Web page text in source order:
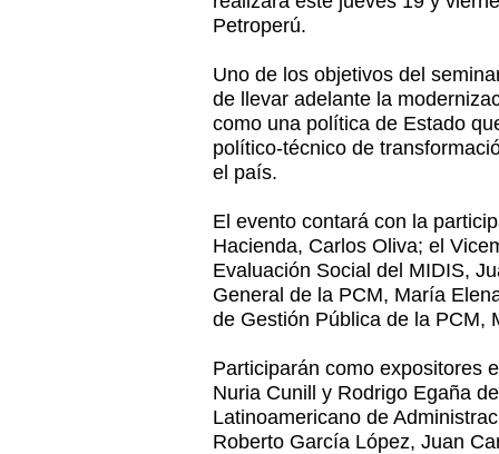
Petroperú.
Uno de los objetivos del
de llevar adelante la
como una política de Estado
político-técnico de
el país.
El evento contará con la
Hacienda, Carlos Oliva; el
Evaluación Social del MIDIS,
General de la PCM, María
de Gestión Pública de la PCM,
Participarán como expositores
Nuria Cunill y Rodrigo Egaña
Latinoamericano de
Roberto García López, Juan